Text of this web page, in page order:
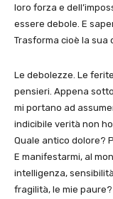
loro forza e
essere debole. E
Trasforma cioè la sua
Le debolezze. Le
pensieri. Appena
mi portano ad
indicibile verità non
Quale antico dolore?
E manifestarmi, al
intelligenza,
fragilità, le mie